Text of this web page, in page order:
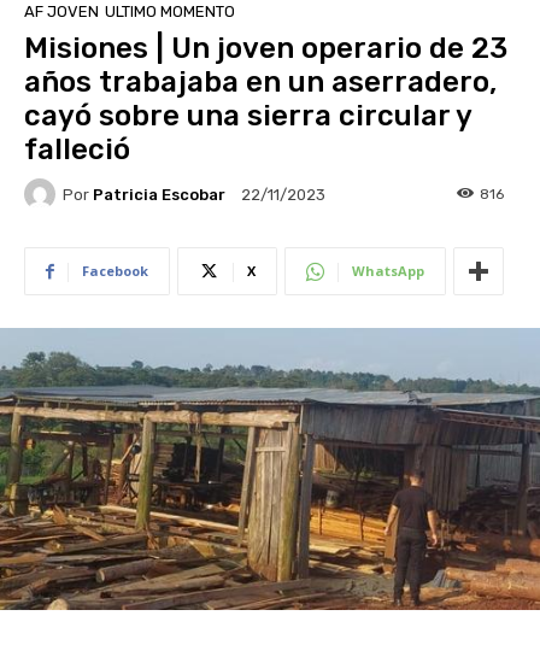
AF JOVEN ULTIMO MOMENTO
Misiones | Un joven operario de 23
años trabajaba en un aserradero,
cayó sobre una sierra circular y
falleció
Por Patricia Escobar 22/11/2023 816
Facebook X WhatsApp